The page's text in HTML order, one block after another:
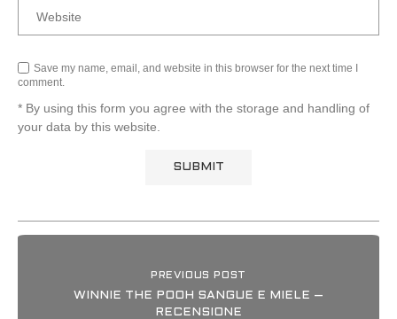
Save my name, email, and website in this browser for the next time I
comment.
* By using this form you agree with the storage and handling of
your data by this website.
PREVIOUS POST
WINNIE THE POOH SANGUE E MIELE –
RECENSIONE